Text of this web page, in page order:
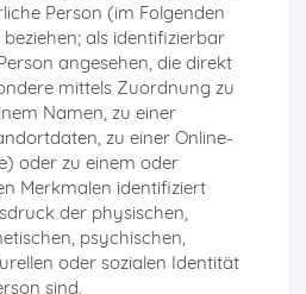
Person (im Folgenden
als identifizierbar
angesehen, die direkt
mittels Zuordnung zu
Namen, zu einer
zu einer Online-
oder zu einem oder
Merkmalen identifiziert
der physischen,
psychischen,
oder sozialen Identität
sind.